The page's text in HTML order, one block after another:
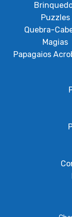
Puzzles
Quebra-
Magias
Papagaios